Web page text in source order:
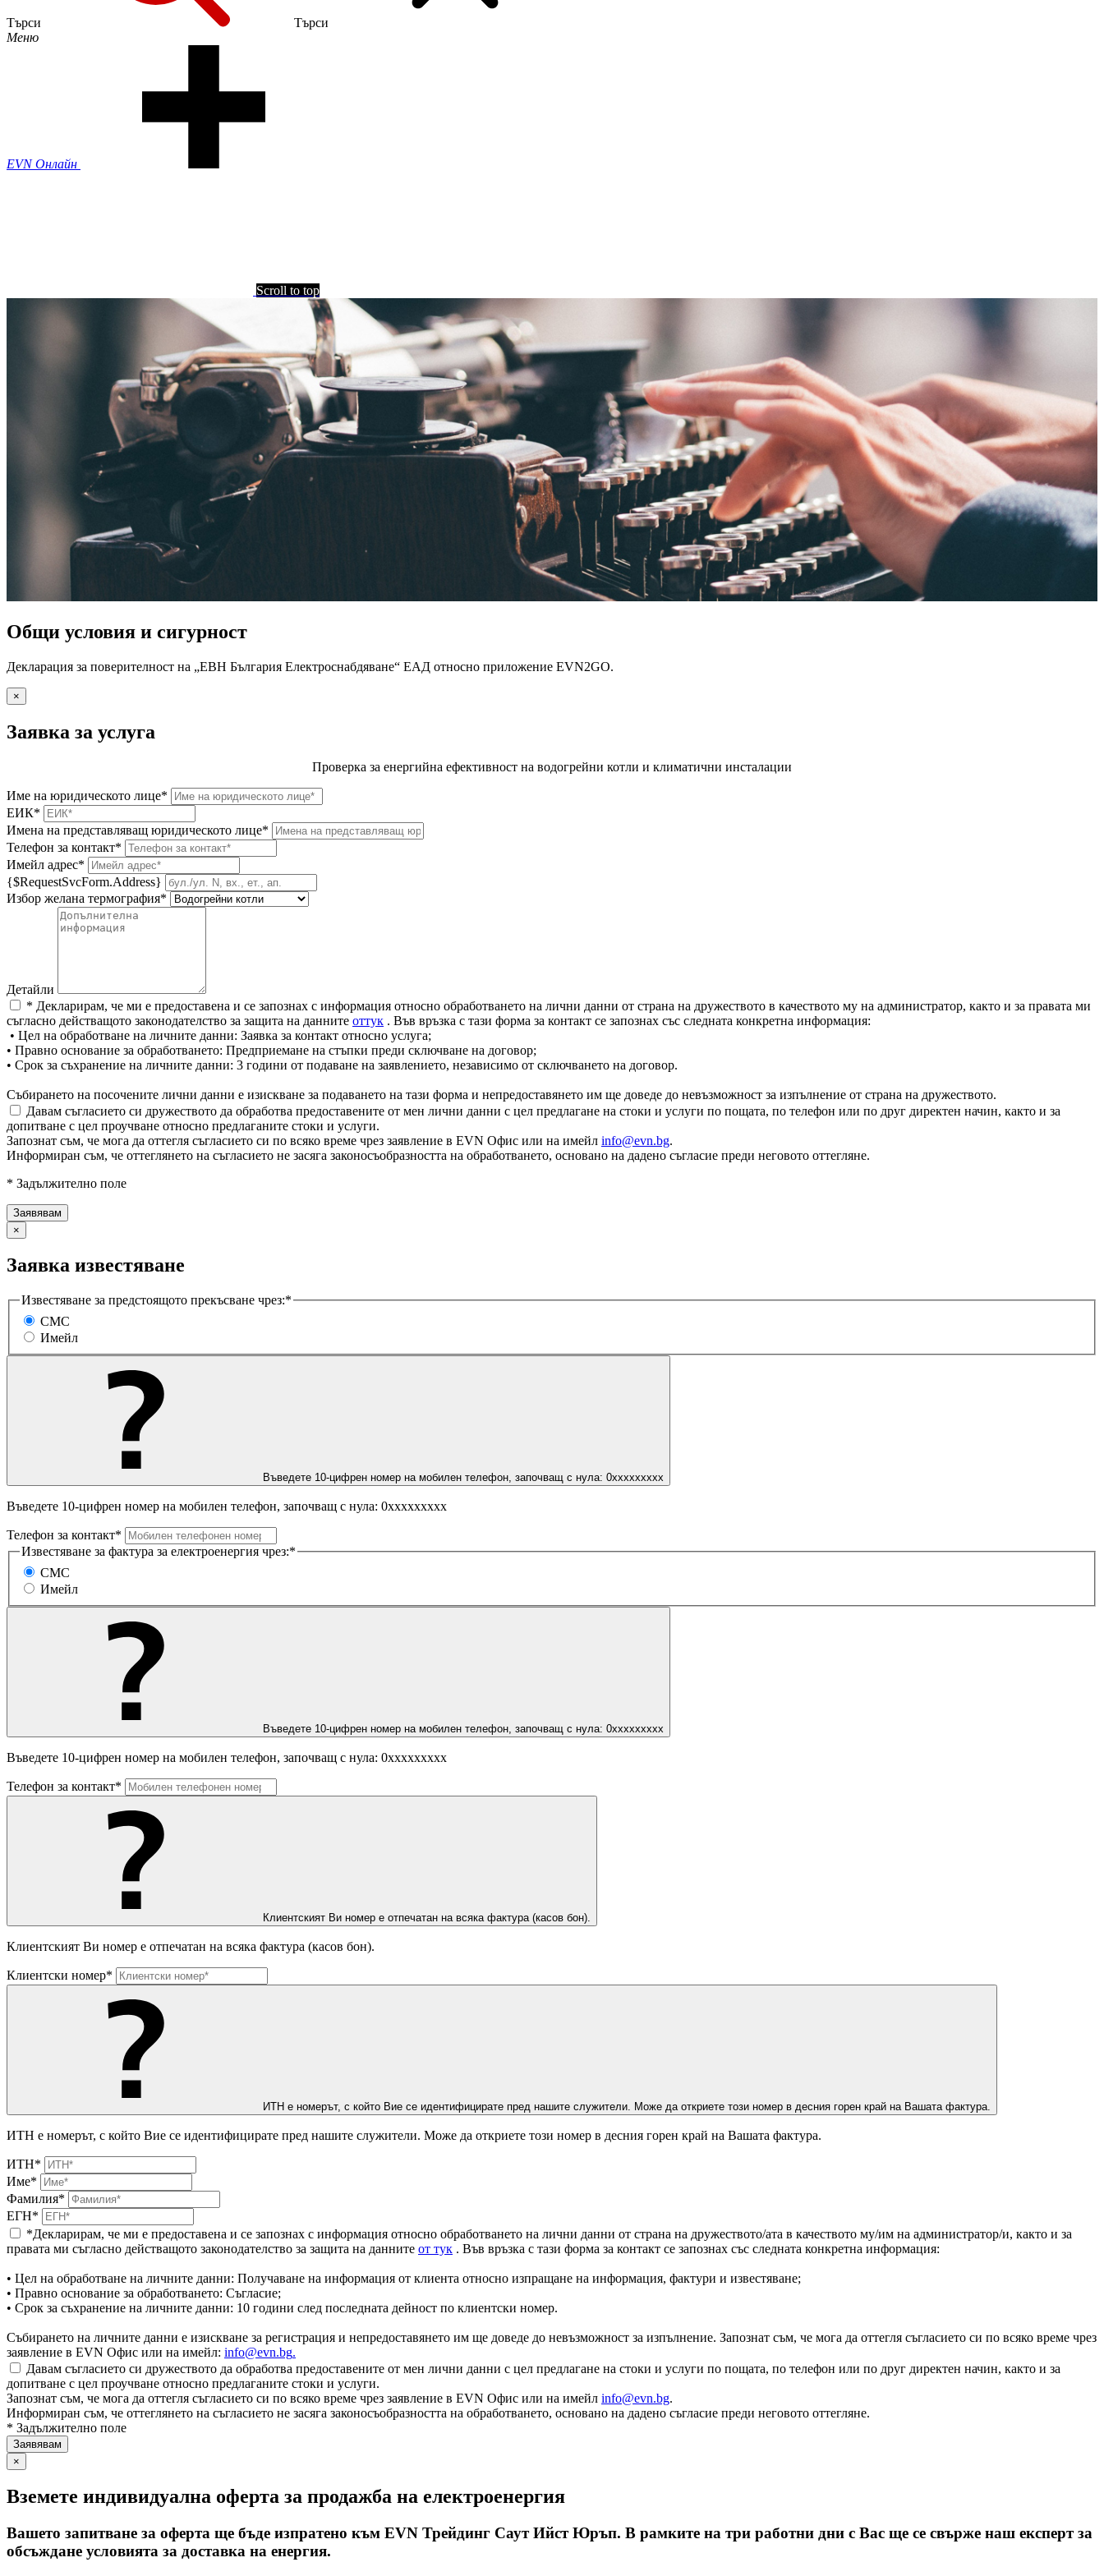
Търси
Търси
Меню
EVN Онлайн
Scroll to top
Общи условия и сигурност
Декларация за поверителност на „ЕВН България Електроснабдяване“ ЕАД относно приложение EVN2GO.
×
Заявка за услуга
Проверка за енергийна ефективност на водогрейни котли и климатични инсталации
Име на юридическото лице*
ЕИК*
Имена на представляващ юридическото лице*
Телефон за контакт*
Имейл адрес*
{$RequestSvcForm.Address}
Избор желана термография*
Детайли
* Декларирам, че ми е предоставена и се запознах с информация относно обработването на лични данни от страна на дружеството в качеството му на администратор, както и за правата ми
съгласно действащото законодателство за защита на данните оттук . Във връзка с тази форма за контакт се запознах със следната конкретна информация:
• Цел на обработване на личните данни: Заявка за контакт относно услуга;
• Правно основание за обработването: Предприемане на стъпки преди сключване на договор;
• Срок за съхранение на личните данни: 3 години от подаване на заявлението, независимо от сключването на договор.
Събирането на посочените лични данни е изискване за подаването на тази форма и непредоставянето им ще доведе до невъзможност за изпълнение от страна на дружеството.
Давам съгласието си дружеството да обработва предоставените от мен лични данни с цел предлагане на стоки и услуги по пощата, по телефон или по друг директен начин, както и за
допитване с цел проучване относно предлаганите стоки и услуги.
Запознат съм, че мога да оттегля съгласието си по всяко време чрез заявление в EVN Офис или на имейл info@evn.bg.
Информиран съм, че оттеглянето на съгласието не засяга законосъобразността на обработването, основано на дадено съгласие преди неговото оттегляне.
* Задължително поле
×
Заявка известяване
Известяване за предстоящото прекъсване чрез:*
СМС
Имейл
Въведете 10-цифрен номер на мобилен телефон, започващ с нула: 0ххххххххх
Въведете 10-цифрен номер на мобилен телефон, започващ с нула: 0ххххххххх
Телефон за контакт*
Известяване за фактура за електроенергия чрез:*
СМС
Имейл
Въведете 10-цифрен номер на мобилен телефон, започващ с нула: 0ххххххххх
Въведете 10-цифрен номер на мобилен телефон, започващ с нула: 0ххххххххх
Телефон за контакт*
Клиентският Ви номер е отпечатан на всяка фактура (касов бон).
Клиентският Ви номер е отпечатан на всяка фактура (касов бон).
Клиентски номер*
ИТН е номерът, с който Вие се идентифицирате пред нашите служители. Може да откриете този номер в десния горен край на Вашата фактура.
ИТН е номерът, с който Вие се идентифицирате пред нашите служители. Може да откриете този номер в десния горен край на Вашата фактура.
ИТН*
Име*
Фамилия*
ЕГН*
*Декларирам, че ми е предоставена и се запознах с информация относно обработването на лични данни от страна на дружеството/ата в качеството му/им на администратор/и, както и за
правата ми съгласно действащото законодателство за защита на данните от тук . Във връзка с тази форма за контакт се запознах със следната конкретна информация:
• Цел на обработване на личните данни: Получаване на информация от клиента относно изпращане на информация, фактури и известяване;
• Правно основание за обработването: Съгласие;
• Срок за съхранение на личните данни: 10 години след последната дейност по клиентски номер.
Събирането на личните данни е изискване за регистрация и непредоставянето им ще доведе до невъзможност за изпълнение. Запознат съм, че мога да оттегля съгласието си по всяко време чрез
заявление в EVN Офис или на имейл: info@evn.bg.
Давам съгласието си дружеството да обработва предоставените от мен лични данни с цел предлагане на стоки и услуги по пощата, по телефон или по друг директен начин, както и за
допитване с цел проучване относно предлаганите стоки и услуги.
Запознат съм, че мога да оттегля съгласието си по всяко време чрез заявление в EVN Офис или на имейл info@evn.bg.
Информиран съм, че оттеглянето на съгласието не засяга законосъобразността на обработването, основано на дадено съгласие преди неговото оттегляне.
* Задължително поле
×
Вземете индивидуална оферта за продажба на електроенергия
Вашето запитване за оферта ще бъде изпратено към EVN Трейдинг Саут Ийст Юръп. В рамките на три работни дни с Вас ще се свърже наш експерт за
обсъждане условията за доставка на енергия.